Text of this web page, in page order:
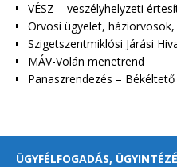
VÉSZ – veszélyhelyzeti
Orvosi ügyelet,
Szigetszentmiklósi Járási
MÁV-Volán menetrend
Panaszrendezés –
ÜGYFÉLFOGADÁS,